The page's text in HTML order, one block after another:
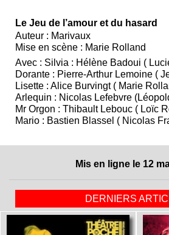
Le Jeu de l’amour et du hasard
Auteur : Marivaux
Mise en scène : Marie Rolland
Avec : Silvia : Hélène Badoui (
Dorante : Pierre-Arthur Lemoine (
Lisette : Alice Burvingt ( Marie
Arlequin : Nicolas Lefebvre
Mr Orgon : Thibault Lebouc ( Loïc
Mario : Bastien Blassel ( Nicolas
Mis en ligne le 12
DERNIERS